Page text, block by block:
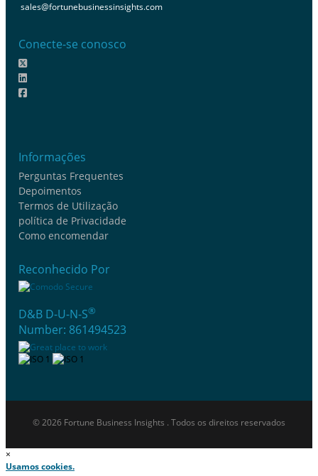
sales@fortunebusinessinsights.com
Conecte-se conosco
Informações
Perguntas Frequentes
Depoimentos
Termos de Utilização
política de Privacidade
Como encomendar
Reconhecido Por
D&B D-U-N-S®
Number: 861494523
© 2026 Fortune Business Insights . Todos os direitos reservados
×
Usamos cookies.